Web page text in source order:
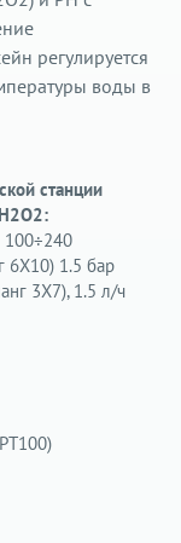
регулируется
воды в
станции
100÷240
6X10) 1.5 бар
3X7), 1.5 л/ч